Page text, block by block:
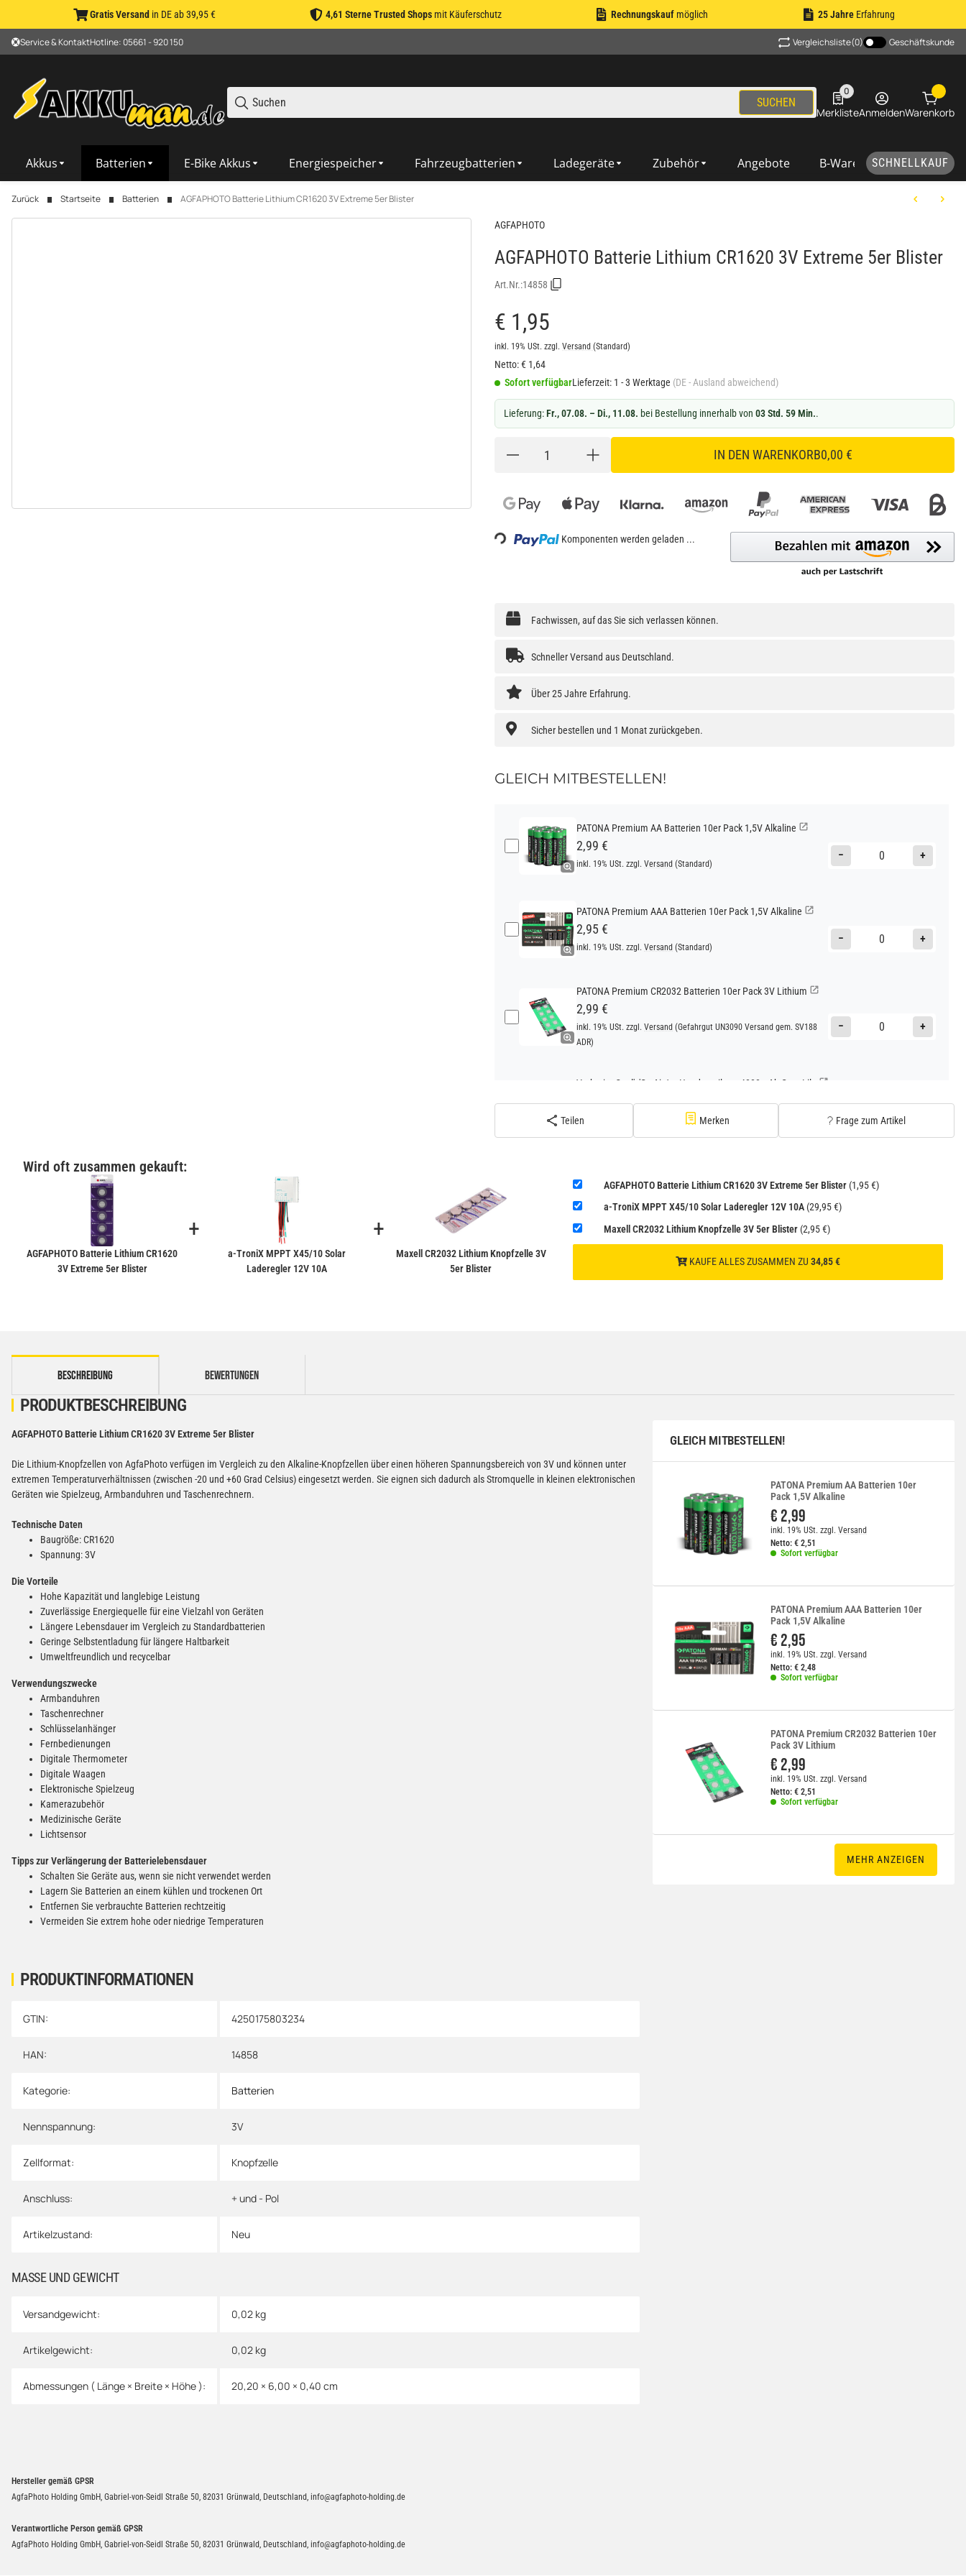
Gratis Versand in DE ab 39,95 € 4,61 Sterne Trusted Shopsmit Käuferschutz Rechnungskauf möglich 25 JahreErfahrung
Service & KontaktHotline: 05661 - 920 150 Vergleichsliste(0) Geschäftskunde
SUCHEN
0
0 Produkte in der Liste
MerklisteAnmeldenWarenkorb
Akkus Batterien E-Bike Akkus Energiespeicher Fahrzeugbatterien Ladegeräte Zubehör Angebote B-Ware SCHNELLKAUF
Zurück Startseite Batterien AGFAPHOTO Batterie Lithium CR1620 3V Extreme 5er Blister
AGFAPHOTO
AGFAPHOTO Batterie Lithium CR1620 3V Extreme 5er Blister
Art.Nr.:14858
€ 1,95
inkl. 19% USt. zzgl. Versand (Standard)
Netto:€ 1,64
Sofort verfügbarLieferzeit: 1 - 3 Werktage (DE - Ausland abweichend)
Lieferung:Fr., 07.08. – Di., 11.08. bei Bestellung innerhalb von 03 Std. 59 Min..
IN DEN WARENKORB0,00 €
Loading... Komponenten werden geladen ...
Fachwissen, auf das Sie sich verlassen können.
Schneller Versand aus Deutschland.
Über 25 Jahre Erfahrung.
Sicher bestellen und 1 Monat zurückgeben.
GLEICH MITBESTELLEN!
PATONA Premium AA Batterien 10er Pack 1,5V Alkaline
2,99 €
inkl. 19% USt. zzgl. Versand (Standard)
− +
PATONA Premium AAA Batterien 10er Pack 1,5V Alkaline
2,95 €
inkl. 19% USt. zzgl. Versand (Standard)
− +
PATONA Premium CR2032 Batterien 10er Pack 3V Lithium
2,99 €
inkl. 19% USt. zzgl. Versand (Gefahrgut UN3090 Versand gem. SV188
ADR)
− +
Verbatim Cool'n'Go AirJet Handventilator 4000mAh Grau Lila
22,95 €
inkl. 19% USt. zzgl.
(Gefahrgut UN3480 Versand gem. SV188
22,95 €
inkl. 19% USt. zzgl.Versand (Gefahrgut UN3480 Versand gem. SV188
ADR)
−
Teilen Merken Frage zum Artikel
Wird oft zusammen gekauft:
AGFAPHOTO Batterie Lithium CR1620
3V Extreme 5er Blister
+
a-TroniX MPPT X45/10 Solar
Laderegler 12V 10A
+
Maxell CR2032 Lithium Knopfzelle 3V
5er Blister
AGFAPHOTO Batterie Lithium CR1620 3V Extreme 5er Blister (1,95 €)
a-TroniX MPPT X45/10 Solar Laderegler 12V 10A (29,95 €)
Maxell CR2032 Lithium Knopfzelle 3V 5er Blister (2,95 €)
KAUFE ALLES ZUSAMMEN ZU34,85 €
BESCHREIBUNG BEWERTUNGEN
PRODUKTINFORMATIONEN
Produkteigenschaft
Wert
GTIN: 4250175803234
HAN: 14858
Kategorie: Batterien
Nennspannung: 3V
Zellformat: Knopfzelle
Anschluss: + und - Pol
Artikelzustand: Neu
MASSE UND GEWICHT
Versandgewicht: 0,02 kg
Artikelgewicht: 0,02 kg
Abmessungen ( Länge × Breite × Höhe ): 20,20 × 6,00 × 0,40 cm
PRODUKTBESCHREIBUNG
AGFAPHOTO Batterie Lithium CR1620 3V Extreme 5er Blister
Die Lithium-Knopfzellen von AgfaPhoto verfügen im Vergleich zu den Alkaline-Knopfzellen über einen höheren Spannungsbereich von 3V und können unter
extremen Temperaturverhältnissen (zwischen -20 und +60 Grad Celsius) eingesetzt werden. Sie eignen sich dadurch als Stromquelle in kleinen elektronischen
Geräten wie Spielzeug, Armbanduhren und Taschenrechnern.
Technische Daten
Baugröße: CR1620
Spannung: 3V
Die Vorteile
Hohe Kapazität und langlebige Leistung
Zuverlässige Energiequelle für eine Vielzahl von Geräten
Längere Lebensdauer im Vergleich zu Standardbatterien
Geringe Selbstentladung für längere Haltbarkeit
Umweltfreundlich und recycelbar
Verwendungszwecke
Armbanduhren
Taschenrechner
Schlüsselanhänger
Fernbedienungen
Digitale Thermometer
Digitale Waagen
Elektronische Spielzeug
Kamerazubehör
Medizinische Geräte
Lichtsensor
Tipps zur Verlängerung der Batterielebensdauer
Schalten Sie Geräte aus, wenn sie nicht verwendet werden
Lagern Sie Batterien an einem kühlen und trockenen Ort
Entfernen Sie verbrauchte Batterien rechtzeitig
Vermeiden Sie extrem hohe oder niedrige Temperaturen
GLEICH MITBESTELLEN!
PATONA Premium AA Batterien 10er
Pack 1,5V Alkaline
€ 2,99
inkl. 19% USt. zzgl.Versand
Netto: €2,51
Sofort verfügbar
PATONA Premium AAA Batterien 10er
Pack 1,5V Alkaline
€ 2,95
inkl. 19% USt. zzgl.Versand
Netto: €2,48
Sofort verfügbar
PATONA Premium CR2032 Batterien 10er
Pack 3V Lithium
€ 2,99
inkl. 19% USt. zzgl.Versand
Netto: €2,51
Sofort verfügbar
MEHR ANZEIGEN
Hersteller gemäß GPSR
AgfaPhoto Holding GmbH, Gabriel-von-Seidl Straße 50, 82031 Grünwald, Deutschland, info@agfaphoto-holding.de
Verantwortliche Person gemäß GPSR
AgfaPhoto Holding GmbH, Gabriel-von-Seidl Straße 50, 82031 Grünwald, Deutschland, info@agfaphoto-holding.de